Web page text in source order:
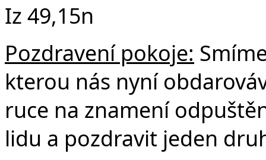
Iz 49,15n
Pozdravení pokoje:
kterou nás nyní
ruce na znamení
lidu a pozdravit jeden